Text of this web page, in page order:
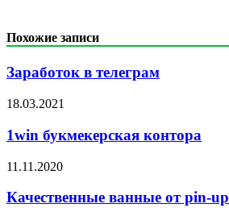
Похожие записи
Заработок в телеграм
18.03.2021
1win букмекерская контора
11.11.2020
Качественные ванные от pin-up